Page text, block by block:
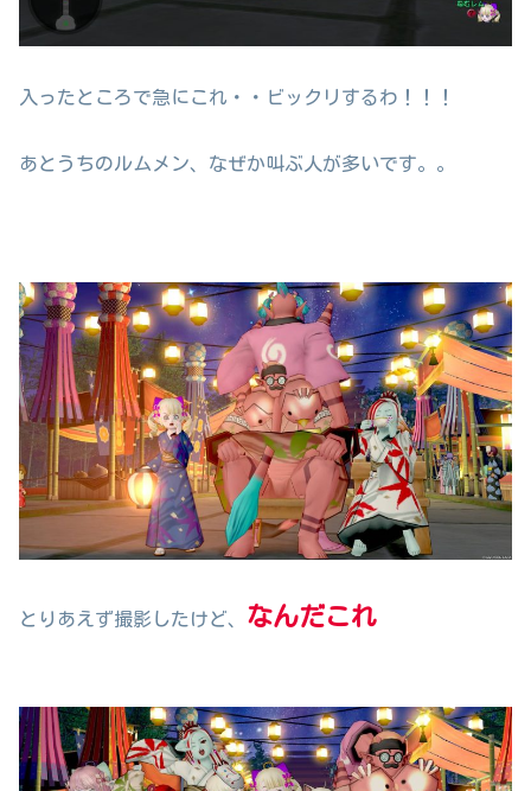
入ったところで急にこれ・・ビックリするわ！！！
あとうちのルムメン、なぜか叫ぶ人が多いです。。
とりあえず撮影したけど、 なんだこれ